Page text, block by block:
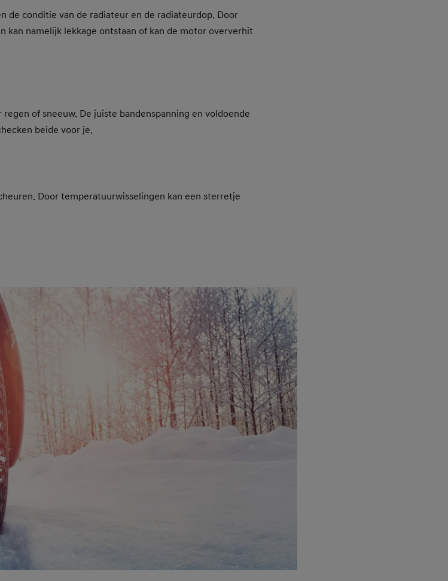
de conditie van de radiateur en de radiateurdop. Door
kan namelijk lekkage ontstaan of kan de motor oververhit
of sneeuw. De juiste bandenspanning en voldoende
beide voor je.
Door temperatuurwisselingen kan een sterretje